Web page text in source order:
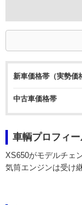
新車価格帯（実勢価
中古車価格帯
車輌プロフィー
XS650がモデルチェ
気筒エンジンは受け